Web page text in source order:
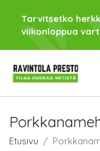
Tarvitsetko
viikonloppua
Etusivu